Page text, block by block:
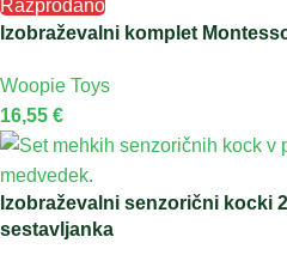
Razprodano
Izobraževalni komplet
Woopie Toys
16,55 €
Izobraževalni senzorični kocki
sestavljanka